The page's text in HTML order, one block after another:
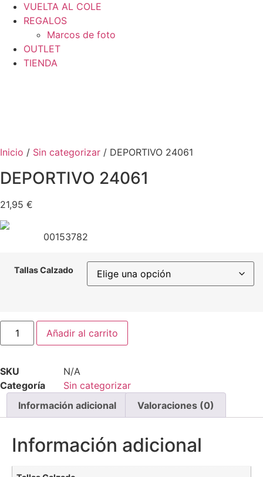
VUELTA AL COLE
REGALOS
Marcos de foto
OUTLET
TIENDA
Inicio / Sin categorizar / DEPORTIVO 24061
DEPORTIVO 24061
21,95 €
00153782
Tallas Calzado
DEPORTIVO
24061
cantidad
Añadir al carrito
SKU
N/A
Categoría
Sin categorizar
Información adicional
Valoraciones (0)
Información adicional